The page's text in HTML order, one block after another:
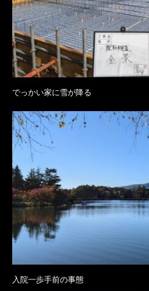
でっかい家に雪が降る
入院一歩手前の事態